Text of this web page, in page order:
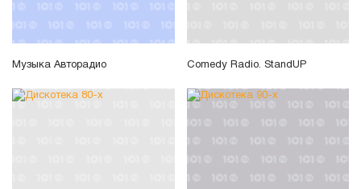
Музыка Авторадио Comedy Radio. StandUP